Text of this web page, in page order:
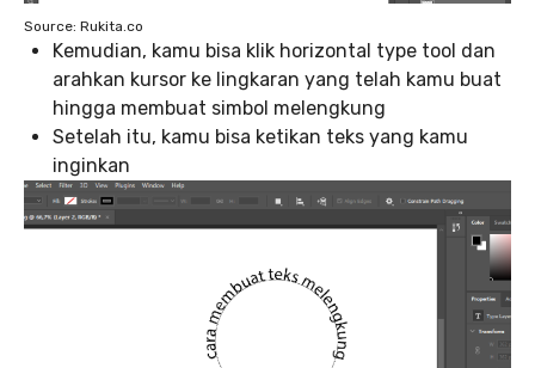
Source: Rukita.co
Kemudian, kamu bisa klik horizontal type tool dan
arahkan kursor ke lingkaran yang telah kamu buat
hingga membuat simbol melengkung
Setelah itu, kamu bisa ketikan teks yang kamu
inginkan